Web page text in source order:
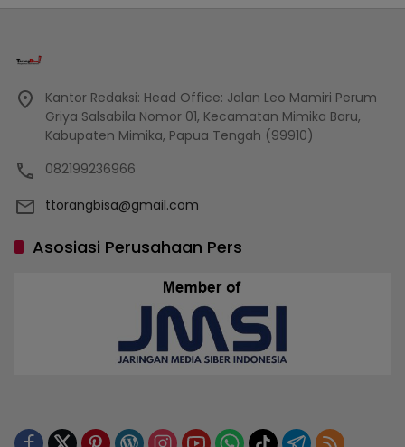
Kantor Redaksi: Head Office: Jalan Leo Mamiri Perum
Griya Salsabila Nomor 01, Kecamatan Mimika Baru,
Kabupaten Mimika, Papua Tengah (99910)
082199236966
ttorangbisa@gmail.com
Asosiasi Perusahaan Pers